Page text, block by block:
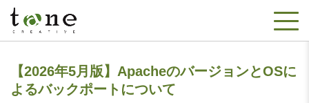
【2026年5月版】ApacheのバージョンとOSに
よるバックポートについて